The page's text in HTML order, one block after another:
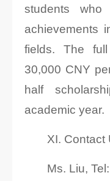
students who
achievements
fields. The
30,000 CNY
half
academic year.
XI. Contact
Ms. Liu,